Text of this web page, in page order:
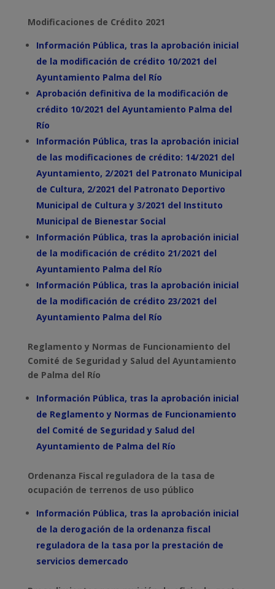
Modificaciones de Crédito 2021
Información Pública, tras la aprobación inicial
de la modificación de crédito 10/2021 del
Ayuntamiento Palma del Río
Aprobación definitiva de la modificación de
crédito 10/2021 del Ayuntamiento Palma del
Río
Información Pública, tras la aprobación inicial
de las modificaciones de crédito: 14/2021 del
Ayuntamiento, 2/2021 del Patronato Municipal
de Cultura, 2/2021 del Patronato Deportivo
Municipal de Cultura y 3/2021 del Instituto
Municipal de Bienestar Social
Información Pública, tras la aprobación inicial
de la modificación de crédito 21/2021 del
Ayuntamiento Palma del Río
Información Pública, tras la aprobación inicial
de la modificación de crédito 23/2021 del
Ayuntamiento Palma del Río
Reglamento y Normas de Funcionamiento del
Comité de Seguridad y Salud del Ayuntamiento
de Palma del Río
Información Pública, tras la aprobación inicial
de Reglamento y Normas de Funcionamiento
del Comité de Seguridad y Salud del
Ayuntamiento de Palma del Río
Ordenanza Fiscal reguladora de la tasa de
ocupación de terrenos de uso público
Información Pública, tras la aprobación inicial
de la derogación de la ordenanza fiscal
reguladora de la tasa por la prestación de
servicios demercado